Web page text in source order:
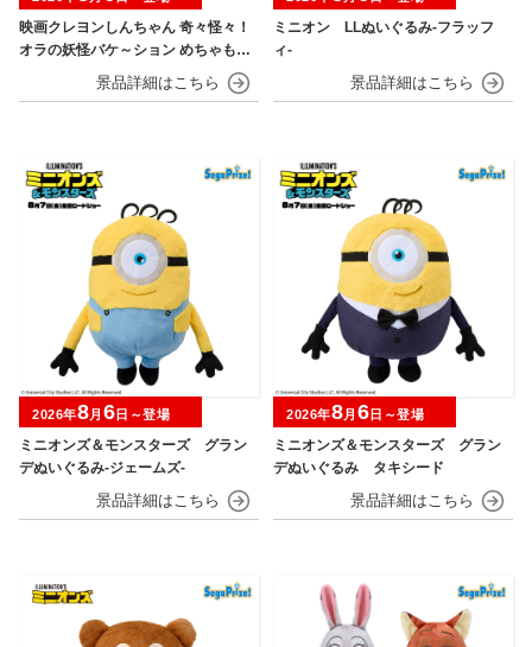
映画クレヨンしんちゃん 奇々怪々！
オラの妖怪バケ～ション めちゃもふ
ぐっとぬいぐるみ～おすわりポーズ
ミニオン LLぬいぐるみ‐フラッフ
ィ‐
ミニオンズ＆モンスターズ グラン
デぬいぐるみ‐ジェームズ‐
2026年8月 6日～登場
ミニオンズ＆モンスターズ グラン
デぬいぐるみ タキシード
2026年8月 6日～登場